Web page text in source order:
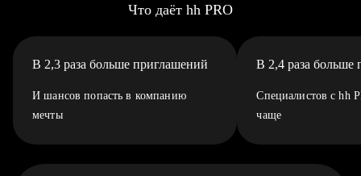
Что даёт hh PRO
В 2,3 раза больше приглашений
И шансов попасть в компанию
мечты
В 2,4 раза больше
Специалистов с hh
чаще